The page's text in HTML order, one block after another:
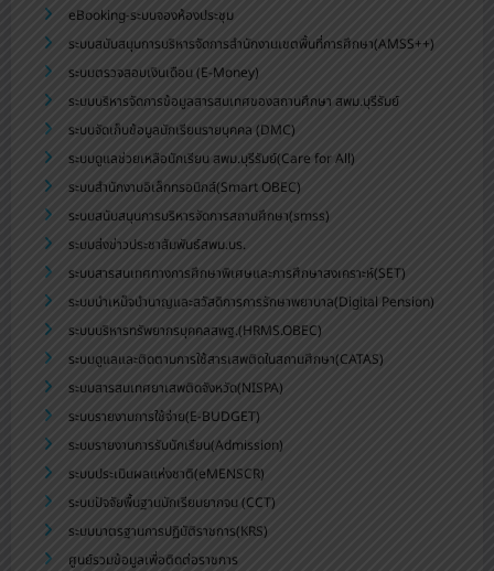
eBooking-ระบบจองห้องประชุม
ระบบสนับสนุนการบริหารจัดการสำนักงานเขตพื้นที่การศึกษา(AMSS++)
ระบบตรวจสอบเงินเดือน (E-Money)
ระบบบริหารจัดการข้อมูลสารสนเทศของสถานศึกษา สพม.บุรีรัมย์
ระบบจัดเก็บข้อมูลนักเรียนรายบุคคล (DMC)
ระบบดูแลช่วยเหลือนักเรียน สพม.บุรีรัมย์(Care for All)
ระบบสำนักงานอิเล็กทรอนิกส์(Smart OBEC)
ระบบสนับสนุนการบริหารจัดการสถานศึกษา(smss)
ระบบส่งข่าวประชาสัมพันธ์สพม.บร.
ระบบสารสนเทศทางการศึกษาพิเศษและการศึกษาสงเคราะห์(SET)
ระบบบำเหน็จบำนาญและสวัสดิการการรักษาพยาบาล(Digital Pension)
ระบบบริหารทรัพยากรบุคคลสพฐ.(HRMS.OBEC)
ระบบดูแลและติดตามการใช้สารเสพติดในสถานศึกษา(CATAS)
ระบบสารสนเทศยาเสพติดจังหวัด(NISPA)
ระบบรายงานการใช้จ่าย(E-BUDGET)
ระบบรายงานการรับนักเรียน(Admission)
ระบบประเมินผลแห่งชาติ(eMENSCR)
ระบบปัจจัยพื้นฐานนักเรียนยากจน (CCT)
ระบบมาตรฐานการปฏิบัติราชการ(KRS)
ศูนย์รวมข้อมูลเพื่อติดต่อราชการ